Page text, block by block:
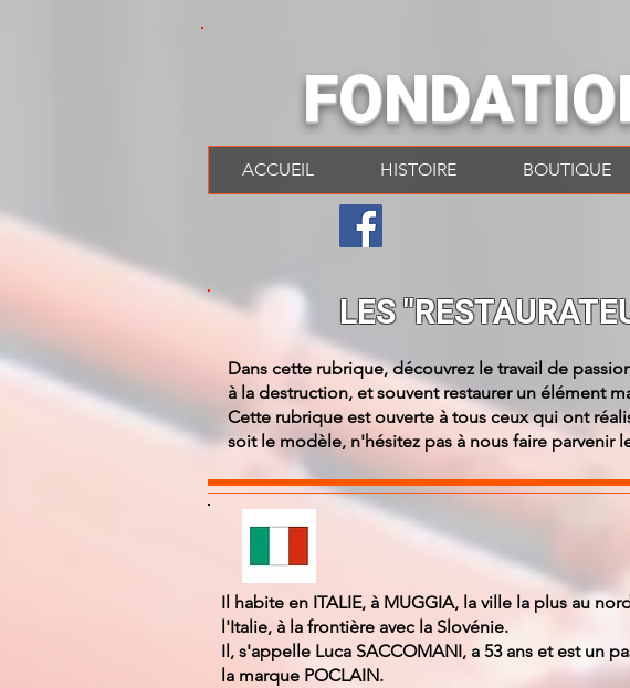
ACCUEIL HISTOIRE BOUTIQUE
LES
Dans cette rubrique, découvrez le travail de
à la destruction, et souvent restaurer un élément
Cette rubrique est ouverte à tous ceux qui ont
soit le modèle, n'hésitez pas à nous faire
Il habite en ITALIE, à MUGGIA, la ville la plus au
l'Italie, à la frontière avec la Slovénie.
Il, s'appelle Luca SACCOMANI, a 53 ans et est un
la marque POCLAIN.